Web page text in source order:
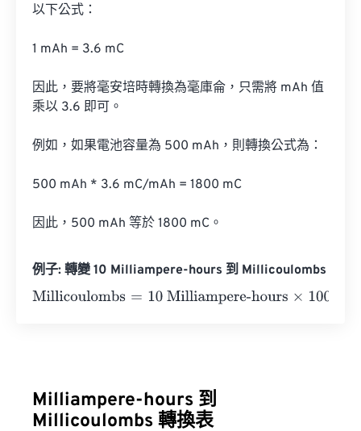
以下公式：
1 mAh = 3.6 mC
因此，要將毫安培時轉換為毫庫侖，只需將 mAh 值
乘以 3.6 即可。
例如，如果電池容量為 500 mAh，則轉換公式為：
500 mAh * 3.6 mC/mAh = 1800 mC
因此，500 mAh 等於 1800 mC。
例子: 轉變 10 Milliampere-hours 到 Millicoulombs
Millicoulombs=10 Milliampere-hours×1000=10000
Milliampere-hours 到
Millicoulombs 轉換表